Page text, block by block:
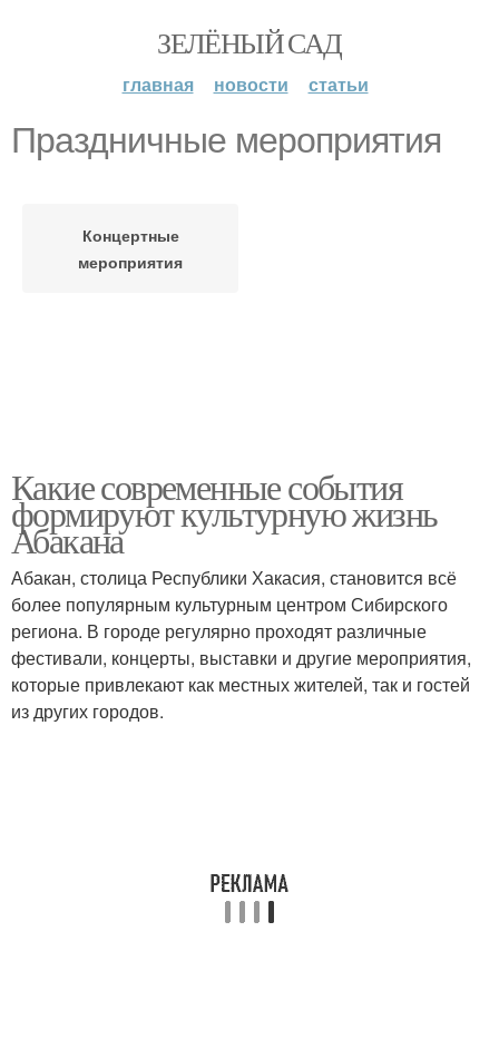
ЗЕЛЁНЫЙ САД
главная новости статьи
Праздничные мероприятия
Концертные
мероприятия
Какие современные события
формируют культурную жизнь
Абакана
Абакан, столица Республики Хакасия, становится всё
более популярным культурным центром Сибирского
региона. В городе регулярно проходят различные
фестивали, концерты, выставки и другие мероприятия,
которые привлекают как местных жителей, так и гостей
из других городов.